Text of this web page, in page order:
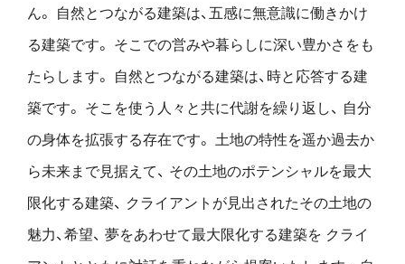
ん。
自然とつながる建築は、五感に無意識に働きかけ
る建築です。 そこでの営みや暮らしに深い豊かさをも
たらします。
自然とつながる建築は、時と応答する建
築です。 そこを使う人々と共に代謝を繰り返し、 自分
の身体を拡張する存在です。 土地の特性を遥か過去か
ら未来まで見据えて、 その土地のポテンシャルを最大
限化する建築、 クライアントが見出されたその土地の
魅力、希望、 夢をあわせて最大限化する建築を クライ